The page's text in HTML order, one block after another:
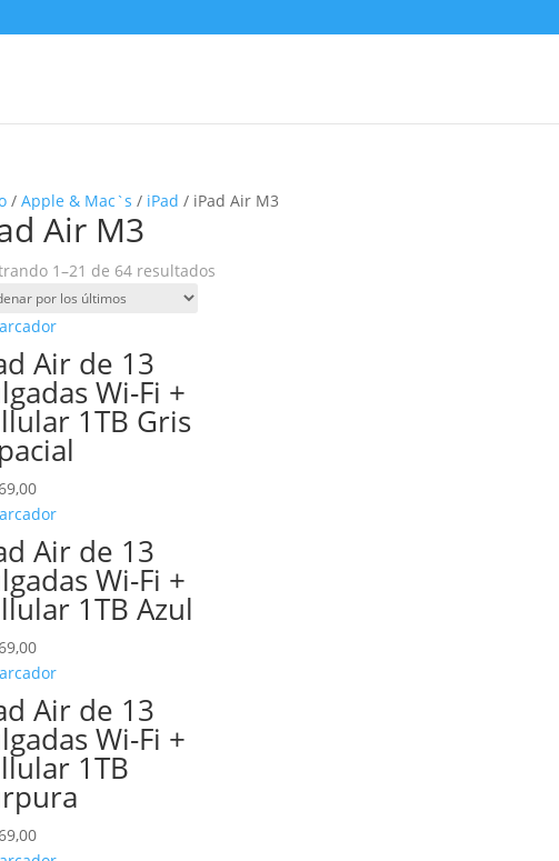
/ Apple & Mac`s / iPad / iPad Air M3
Air M3
1–21 de 64 resultadosOrdenado
Air de 13
Wi-Fi +
1TB Gris
Air de 13
Wi-Fi +
1TB Azul
Air de 13
Wi-Fi +
1TB